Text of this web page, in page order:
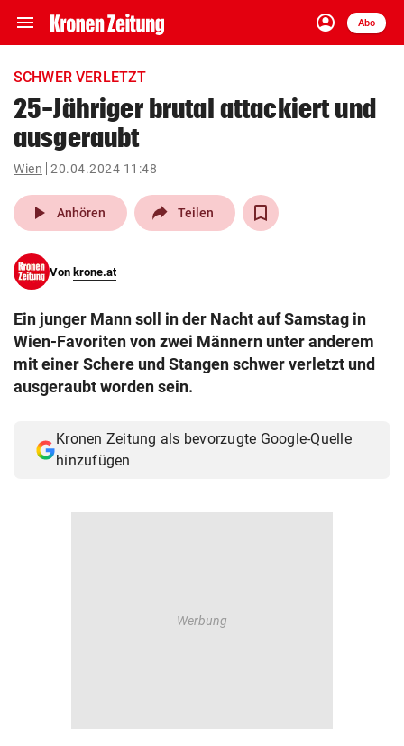
menu Navigation
ein-/ausklappen
account_circle
Anmelden
Abo
close Schließen
account_circle Anmelden
pin_drop
Wien arrow_right
search
eingeben
Muthgasse 2, 1190 Wien
SCHWER VERLETZT
25-Jähriger brutal attackiert und
ausgeraubt
Wien 20.04.2024 11:48
play_arrow Anhören Teilen
Von krone.at
Ein junger Mann soll in der Nacht auf Samstag in
Wien-Favoriten von zwei Männern unter anderem
mit einer Schere und Stangen schwer verletzt und
ausgeraubt worden sein.
Kronen Zeitung als bevorzugte Google-Quelle
hinzufügen